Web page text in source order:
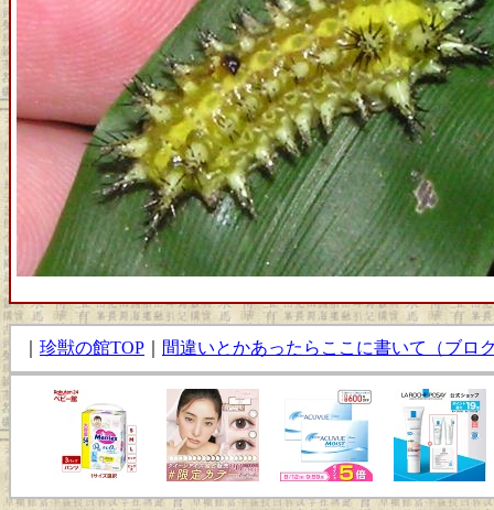
珍獣の館TOP 間違いとかあったらここに書いて（ブロ